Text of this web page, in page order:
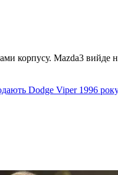
корпусу. Mazda3 вийде
Dodge Viper 1996 року